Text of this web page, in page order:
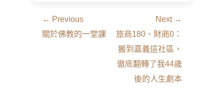
文
章
← Previous
Previous
關於佛教的一堂課
Next →
Next
post:
旅商180、財商0：
搬到嘉義這社區，
徹底翻轉了我44歲
後的人生劇本